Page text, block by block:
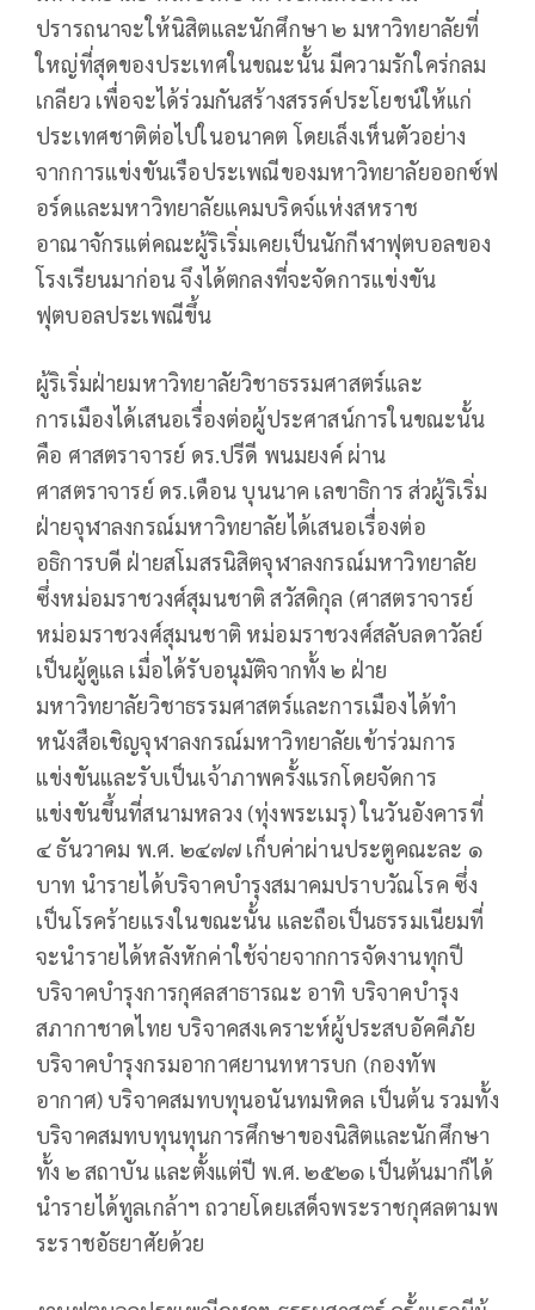
ปรารถนาจะให้นิสิตและนักศึกษา ๒ มหาวิทยาลัยที่
ใหญ่ที่สุดของประเทศในขณะนั้น มีความรักใคร่กลม
เกลียว เพื่อจะได้ร่วมกันสร้างสรรค์ประโยชน์ให้แก่
ประเทศชาติต่อไปในอนาคต โดยเล็งเห็นตัวอย่าง
จากการแข่งขันเรือประเพณีของมหาวิทยาลัยออกซ์ฟ
อร์ดและมหาวิทยาลัยแคมบริดจ์แห่งสหราช
อาณาจักรแต่คณะผู้ริเริ่มเคยเป็นนักกีฬาฟุตบอลของ
โรงเรียนมาก่อน จึงได้ตกลงที่จะจัดการแข่งขัน
ฟุตบอลประเพณีขึ้น
ผู้ริเริ่มฝ่ายมหาวิทยาลัยวิชาธรรมศาสตร์และ
การเมืองได้เสนอเรื่องต่อผู้ประศาสน์การในขณะนั้น
คือ ศาสตราจารย์ ดร.ปรีดี พนมยงค์ ผ่าน
ศาสตราจารย์ ดร.เดือน บุนนาค เลขาธิการ ส่วผู้ริเริ่ม
ฝ่ายจุฬาลงกรณ์มหาวิทยาลัยได้เสนอเรื่องต่อ
อธิการบดี ฝ่ายสโมสรนิสิตจุฬาลงกรณ์มหาวิทยาลัย
ซึ่งหม่อมราชวงศ์สุมนชาติ สวัสดิกุล (ศาสตราจารย์
หม่อมราชวงศ์สุมนชาติ หม่อมราชวงศ์สลับลดาวัลย์
เป็นผู้ดูแล เมื่อได้รับอนุมัติจากทั้ง ๒ ฝ่าย
มหาวิทยาลัยวิชาธรรมศาสตร์และการเมืองได้ทำ
หนังสือเชิญจุฬาลงกรณ์มหาวิทยาลัยเข้าร่วมการ
แข่งขันและรับเป็นเจ้าภาพครั้งแรกโดยจัดการ
แข่งขันขึ้นที่สนามหลวง (ทุ่งพระเมรุ) ในวันอังคารที่
๔ ธันวาคม พ.ศ. ๒๔๗๗ เก็บค่าผ่านประตูคณะละ ๑
บาท นำรายได้บริจาคบำรุงสมาคมปราบวัณโรค ซึ่ง
เป็นโรคร้ายแรงในขณะนั้น และถือเป็นธรรมเนียมที่
จะนำรายได้หลังหักค่าใช้จ่ายจากการจัดงานทุกปี
บริจาคบำรุงการกุศลสาธารณะ อาทิ บริจาคบำรุง
สภากาชาดไทย บริจาคสงเคราะห์ผู้ประสบอัคคีภัย
บริจาคบำรุงกรมอากาศยานทหารบก (กองทัพ
อากาศ) บริจาคสมทบทุนอนันทมหิดล เป็นต้น รวมทั้ง
บริจาคสมทบทุนทุนการศึกษาของนิสิตและนักศึกษา
ทั้ง ๒ สถาบัน และตั้งแต่ปี พ.ศ. ๒๕๒๑ เป็นต้นมาก็ได้
นำรายได้ทูลเกล้าฯ ถวายโดยเสด็จพระราชกุศลตามพ
ระราชอัธยาศัยด้วย